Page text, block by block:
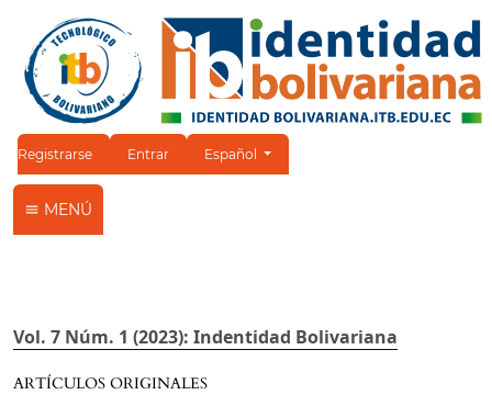
Registrarse Entrar Cambiar el idioma. El idioma actual es:
Español
MENÚ
Vol. 7 Núm. 1 (2023): Indentidad Bolivariana
ARTÍCULOS ORIGINALES